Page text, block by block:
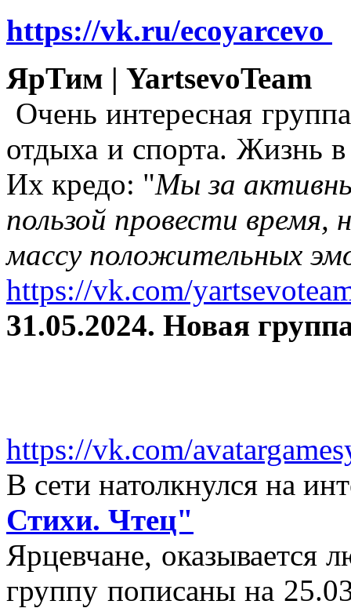
https://vk.ru/ecoyarcevo
ЯрТим | YartsevoTeam
Очень интересная
отдыха и спорта. Жизнь
Их кредо: "Мы за
пользой провести время,
массу положительных
https://vk.com/
31.05.2024. Новая
https://vk.com/
В сети натолкнулся на
Стихи. Чтец"
Ярцевчане, оказывается
группу пописаны на